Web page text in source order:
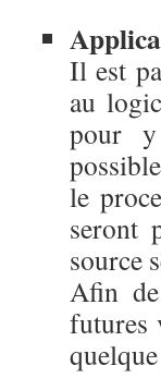
Il est
au
pour y
le
seront
source
Afin
futures